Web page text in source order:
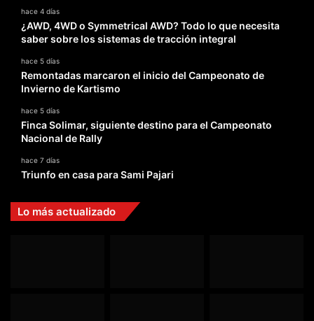
hace 4 días
¿AWD, 4WD o Symmetrical AWD? Todo lo que necesita
saber sobre los sistemas de tracción integral
hace 5 días
Remontadas marcaron el inicio del Campeonato de
Invierno de Kartismo
hace 5 días
Finca Solimar, siguiente destino para el Campeonato
Nacional de Rally
hace 7 días
Triunfo en casa para Sami Pajari
Lo más actualizado